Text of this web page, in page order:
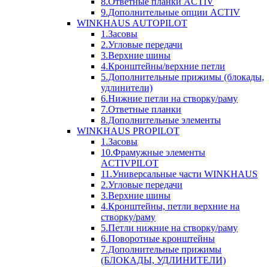
9.Дополнительные опции ACTIV
WINKHAUS AUTOPILOT
1.Засовы
2.Угловые передачи
3.Верхние шины
4.Кронштейны/верхние петли
5.Дополнительные прижимы (блокады,
удлинители)
6.Нижние петли на створку/раму
7.Ответные планки
8.Дополнительные элементы
WINKHAUS PROPILOT
1.Засовы
10.Фрамужные элементы
ACTIVPILOT
11.Универсальные части WINKHAUS
2.Угловые передачи
3.Верхние шины
4.Кронштейны, петли верхние на
створку/раму
5.Петли нижние на створку/раму
6.Поворотные кронштейны
7.Дополнительные прижимы
(БЛОКАДЫ, УДЛИНИТЕЛИ)